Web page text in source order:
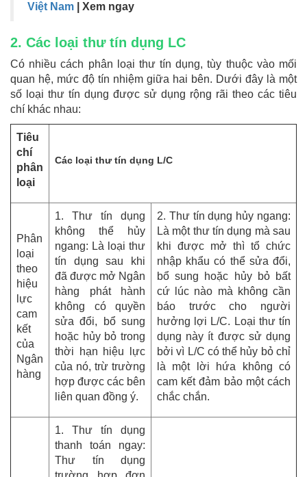
Việt Nam | Xem ngay
2. Các loại thư tín dụng LC
Có nhiều cách phân loại thư tín dụng, tùy thuộc vào mối
quan hệ, mức độ tín nhiệm giữa hai bên. Dưới đây là một
số loại thư tín dụng được sử dụng rộng rãi theo các tiêu
chí khác nhau:
Tiêu
chí
phân
loại
Các loại thư tín dụng L/C
Phân
loại
theo
hiệu
lực
cam
kết
của
Ngân
hàng
1. Thư tín dụng
không thể hủy
ngang: Là loại thư
tín dụng sau khi
đã được mở Ngân
hàng phát hành
không có quyền
sửa đổi, bổ sung
hoặc hủy bỏ trong
thời hạn hiệu lực
của nó, trừ trường
hợp được các bên
liên quan đồng ý.
2. Thư tín dụng hủy ngang:
Là một thư tín dụng mà sau
khi được mở thì tổ chức
nhập khẩu có thể sửa đổi,
bổ sung hoặc hủy bỏ bất
cứ lúc nào mà không cần
báo trước cho người
hưởng lợi L/C. Loại thư tín
dụng này ít được sử dụng
bởi vì L/C có thể hủy bỏ chỉ
là một lời hứa không có
cam kết đảm bảo một cách
chắc chắn.
1. Thư tín dụng
thanh toán ngay:
Thư tín dụng